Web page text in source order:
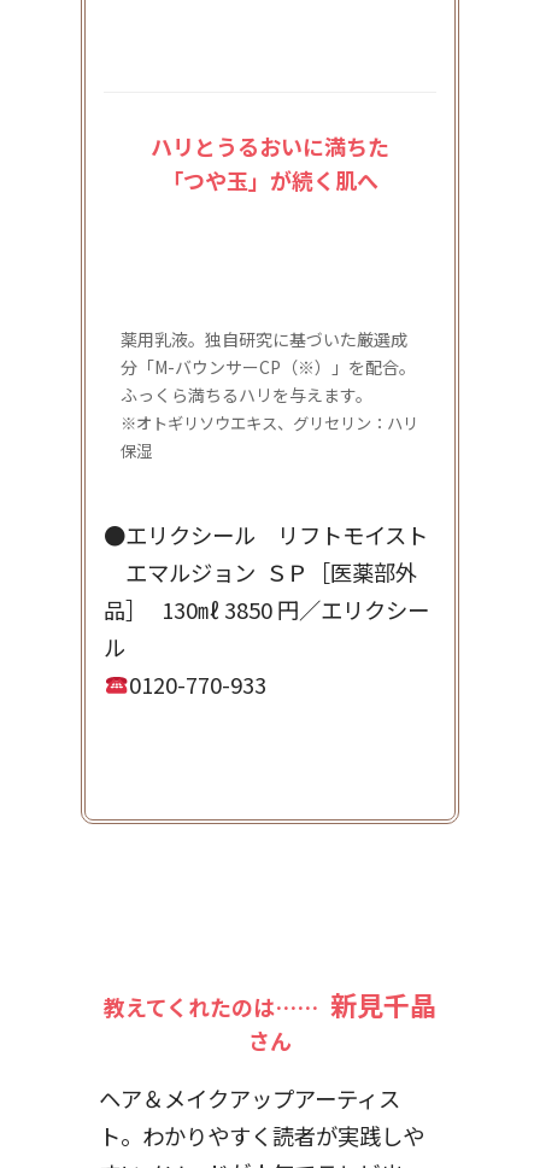
ハリとうるおいに満ちた
「つや玉」が続く肌へ
薬用乳液。独自研究に基づいた厳選成
分「M-バウンサーCP（※）」を配合。
ふっくら満ちるハリを与えます。
※オトギリソウエキス、グリセリン：ハリ
保湿
●エリクシール リフトモイスト
エマルジョン ＳＰ［医薬部外
品］ 130㎖ 3850 円／エリクシー
ル
0120-770-933
教えてくれたのは…… 新見千晶
さん
ヘア＆メイクアップアーティス
ト。わかりやすく読者が実践しや